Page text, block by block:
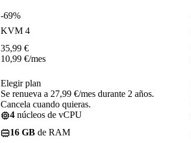
-69%
KVM 4
35,99 €
10,99 €/mes
Elegir plan
Se renueva a 27,99 €/mes durante 2 años.
Cancela cuando quieras.
4 núcleos de vCPU
16 GB de RAM